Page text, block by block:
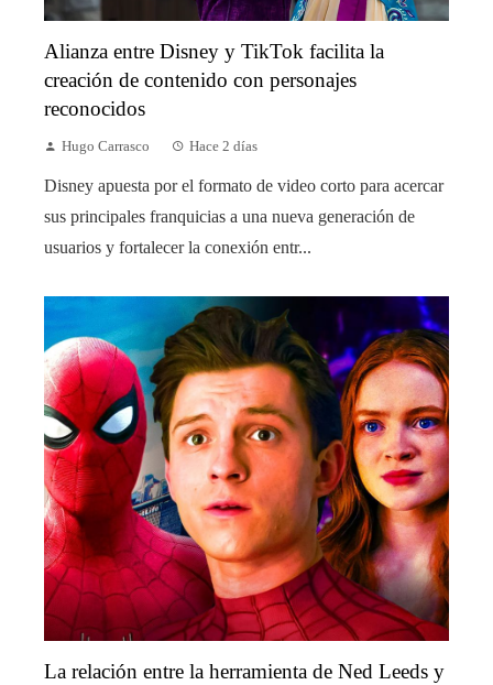
Alianza entre Disney y TikTok facilita la
creación de contenido con personajes
reconocidos
Hugo Carrasco Hace 2 días
Disney apuesta por el formato de video corto para acercar
sus principales franquicias a una nueva generación de
usuarios y fortalecer la conexión entr...
La relación entre la herramienta de Ned Leeds y